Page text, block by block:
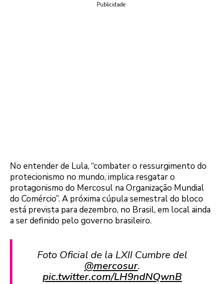
Publicidade
No entender de Lula, “combater o ressurgimento do
protecionismo no mundo, implica resgatar o
protagonismo do Mercosul na Organização Mundial
do Comércio”. A próxima cúpula semestral do bloco
está prevista para dezembro, no Brasil, em local ainda
a ser definido pelo governo brasileiro.
Foto Oficial de la LXII Cumbre del
@mercosur.
pic.twitter.com/LH9ndNQwnB